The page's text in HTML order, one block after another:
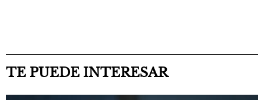
TE PUEDE INTERESAR